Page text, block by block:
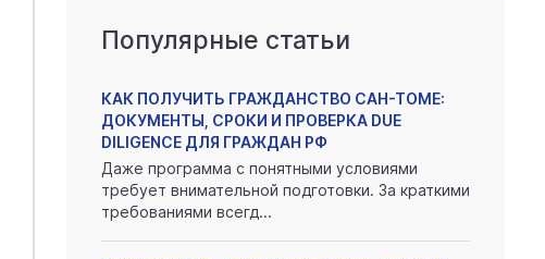
Популярные статьи
КАК ПОЛУЧИТЬ ГРАЖДАНСТВО САН-ТОМЕ:
ДОКУМЕНТЫ, СРОКИ И ПРОВЕРКА DUE
DILIGENCE ДЛЯ ГРАЖДАН РФ
Даже программа с понятными условиями
требует внимательной подготовки. За краткими
требованиями всегд...